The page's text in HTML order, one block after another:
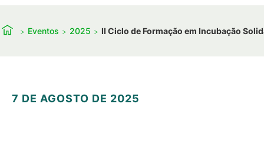
Eventos 2025 II Ciclo de Formação em Incubação
7 DE AGOSTO DE 2025